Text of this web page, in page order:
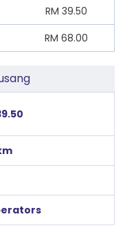
RM 39.50
RM 68.00